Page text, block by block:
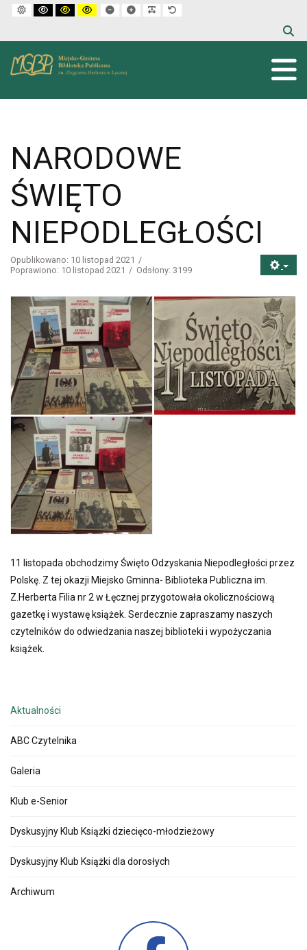
Default mode
High contrast black white mode
High contrast black yellow mode
High contrast yellow black mode
Set smaller font
Set larger font
Make font more readable
NARODOWE
ŚWIĘTO
NIEPODLEGŁOŚCI
Opublikowano: 10 listopad 2021
Poprawiono: 10 listopad 2021
Odsłony: 3199
11 listopada obchodzimy Święto Odzyskania Niepodległości przez
Polskę. Z tej okazji Miejsko Gminna- Biblioteka Publiczna im.
Z.Herberta Filia nr 2 w Łęcznej przygotowała okolicznościową
gazetkę i wystawę książek. Serdecznie zapraszamy naszych
czytelników do odwiedzania naszej biblioteki i wypożyczania
książek.
Aktualności
ABC Czytelnika
Galeria
Klub e-Senior
Dyskusyjny Klub Książki dziecięco-młodzieżowy
Dyskusyjny Klub Książki dla dorosłych
Archiwum